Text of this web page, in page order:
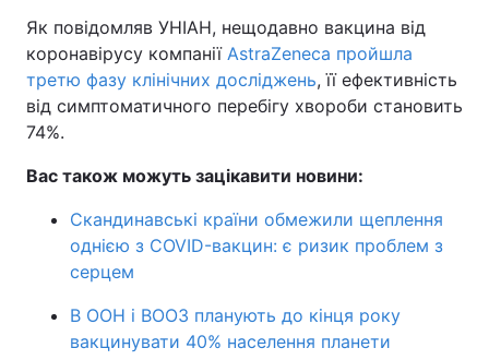
Як повідомляв УНІАН, нещодавно вакцина від
коронавірусу компанії AstraZeneca пройшла
третю фазу клінічних досліджень, її ефективність
від симптоматичного перебігу хвороби становить
74%.
Вас також можуть зацікавити новини:
Скандинавські країни обмежили щеплення
однією з COVID-вакцин: є ризик проблем з
серцем
В ООН і ВООЗ планують до кінця року
вакцинувати 40% населення планети